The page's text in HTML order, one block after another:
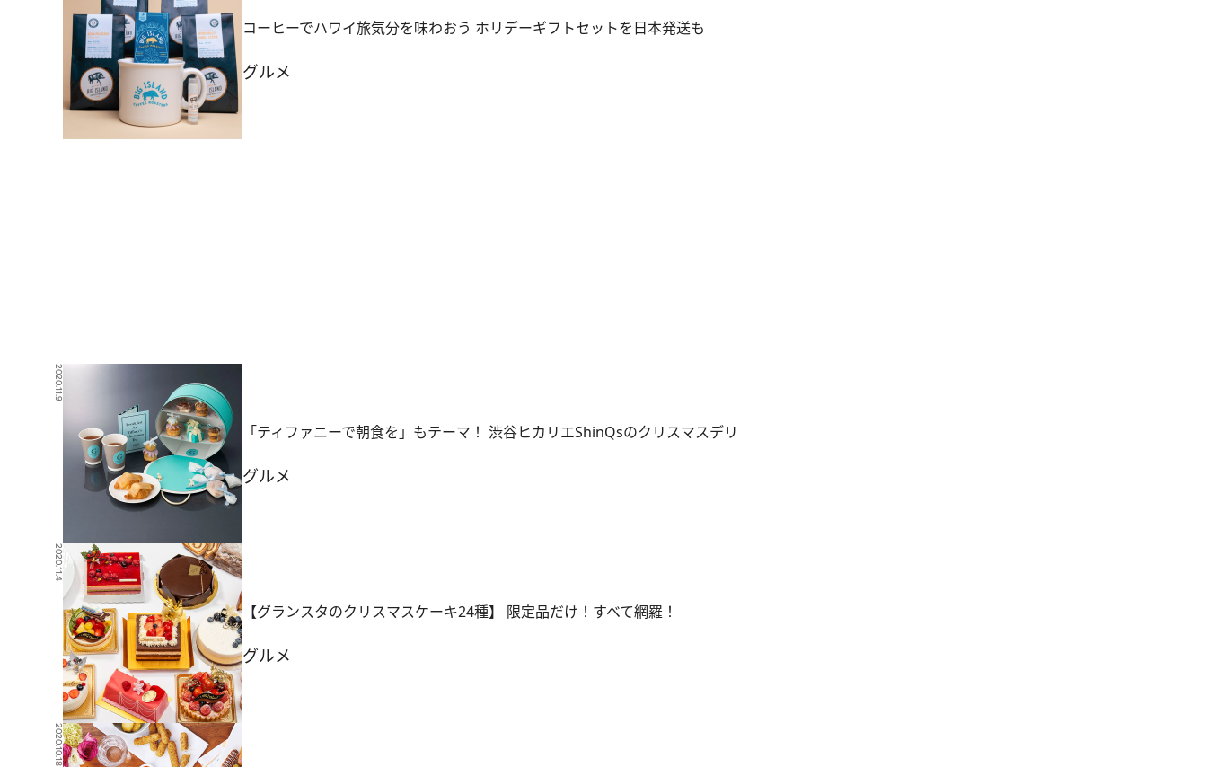
コーヒーでハワイ旅気分を味わおう ホリデーギフトセットを日本発送も
グルメ
2020.11.9
「ティファニーで朝食を」もテーマ！ 渋谷ヒカリエShinQsのクリスマスデリ
グルメ
2020.11.4
【グランスタのクリスマスケーキ24種】 限定品だけ！すべて網羅！
グルメ
2020.10.18